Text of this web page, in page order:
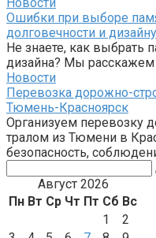
Ошибки при выборе
долговечности и дизайну
Не знаете, как выбрать
дизайна? Мы
Новости
Перевозка дорожно-
Тюмень-Красноярск
Организуем перевозку
тралом из Тюмени в
безопасность,
Август 2026
Пн Вт Ср Чт Пт Сб Вс
1
2